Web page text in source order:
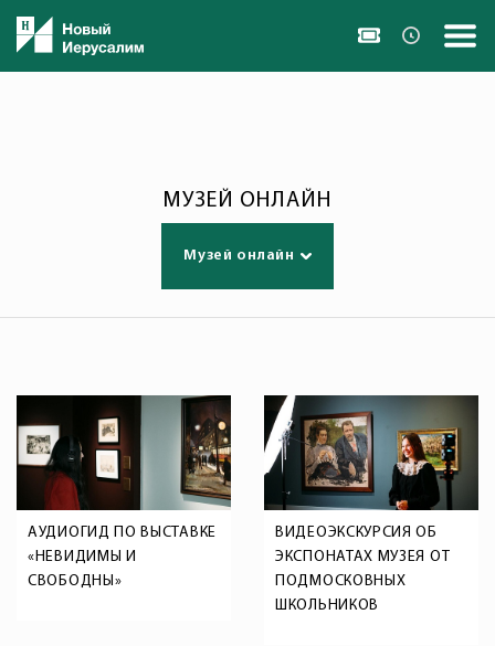
МУЗЕЙ ОНЛАЙН
Музей онлайн
АУДИОГИД ПО ВЫСТАВКЕ
«НЕВИДИМЫ И
СВОБОДНЫ»
ВИДЕОЭКСКУРСИЯ ОБ
ЭКСПОНАТАХ МУЗЕЯ ОТ
ПОДМОСКОВНЫХ
ШКОЛЬНИКОВ